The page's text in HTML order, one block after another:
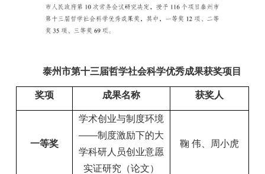
泰州市第十三届哲学社会科学优秀成果获奖项目
奖项 成果名称 获奖人
一等奖
学术创业与制度环境
——制度激励下的大
学科研人员创业意愿
实证研究（论文）
鞠 伟、周小虎